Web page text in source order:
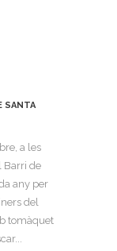
SANTA
a les
Barri de
any per
del
tomàquet